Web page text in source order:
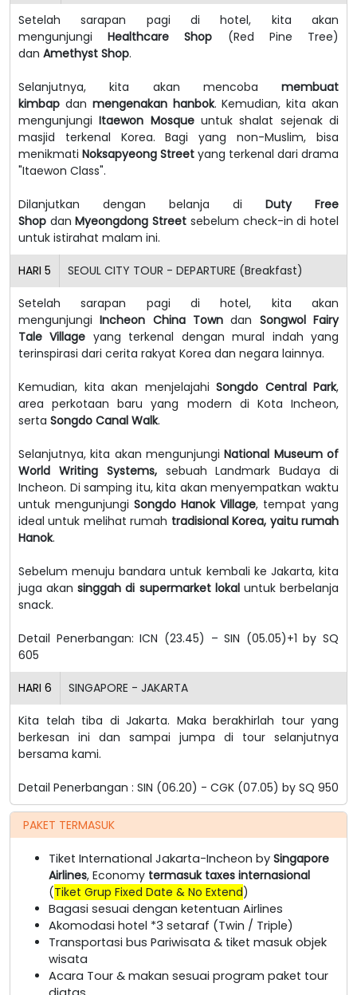
Setelah sarapan pagi di hotel, kita akan
mengunjungiHealthcare Shop (Red Pine Tree)
dan Amethyst Shop.
Selanjutnya, kita akan mencoba membuat
kimbap dan mengenakan hanbok. Kemudian, kita akan
mengunjungiItaewon Mosqueuntuk shalat sejenak di
masjid terkenal Korea. Bagi yang non-Muslim, bisa
menikmati Noksapyeong Street yang terkenal dari drama
"Itaewon Class".
Dilanjutkan dengan belanja di Duty Free
Shop danMyeongdong Street sebelum check-in di hotel
untuk istirahat malam ini.
HARI 5 SEOUL CITY TOUR - DEPARTURE (Breakfast)
Setelah sarapan pagi di hotel, kita akan
mengunjungiIncheon China Town dan Songwol Fairy
Tale Village yang terkenal dengan mural indah yang
terinspirasi dari cerita rakyat Korea dan negara lainnya.
Kemudian, kita akan menjelajahi Songdo Central Park,
area perkotaan baru yang modern di Kota Incheon,
serta Songdo Canal Walk.
Selanjutnya, kita akan mengunjungiNational Museum of
World Writing Systems,sebuah Landmark Budaya di
Incheon. Di samping itu, kita akan menyempatkan waktu
untuk mengunjungi Songdo Hanok Village, tempat yang
ideal untuk melihat rumah tradisional Korea, yaitu rumah
Hanok.
Sebelum menuju bandara untuk kembali ke Jakarta, kita
juga akansinggah di supermarket lokaluntuk berbelanja
snack.
Detail Penerbangan:ICN (23.45) – SIN (05.05)+1 by SQ
605
HARI 6 SINGAPORE - JAKARTA
Kita telah tiba di Jakarta. Maka berakhirlah tour yang
berkesan ini dan sampai jumpa di tour selanjutnya
bersama kami.
Detail Penerbangan : SIN (06.20) - CGK (07.05) by SQ 950
PAKET TERMASUK
Tiket International Jakarta-Incheon by Singapore
Airlines, Economy termasuk taxes internasional
(Tiket Grup Fixed Date & No Extend)
Bagasi sesuai dengan ketentuan Airlines
Akomodasi hotel *3 setaraf (Twin / Triple)
Transportasi bus Pariwisata & tiket masuk objek
wisata
Acara Tour & makan sesuai program paket tour